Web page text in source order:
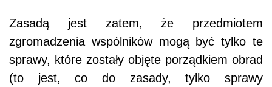
Zasadą jest zatem, że przedmiotem
zgromadzenia wspólników mogą być tylko te
sprawy, które zostały objęte porządkiem obrad
(to jest, co do zasady, tylko sprawy